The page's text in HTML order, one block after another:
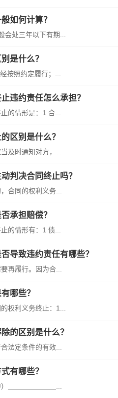
如何计算？
处三年以下有期...
是什么？
按照约定履行；...
违约责任怎么承担？
的情形是：1 合...
区别是什么？
及时通知对方，...
判决合同终止吗？
合同的权利义务...
承担赔偿？
的情形有：1 债...
导致违约责任有哪些？
再履行。因为合...
哪些？
权利义务终止：1...
的区别是什么？
法定条件的有效...
有哪些？
＿＿＿＿＿＿＿...